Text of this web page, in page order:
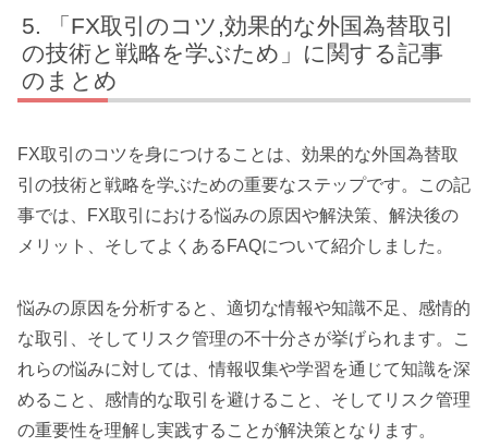
「FX取引のコツ,効果的な外国為替取引
の技術と戦略を学ぶため」に関する記事
のまとめ
FX取引のコツを身につけることは、効果的な外国為替取
引の技術と戦略を学ぶための重要なステップです。この記
事では、FX取引における悩みの原因や解決策、解決後の
メリット、そしてよくあるFAQについて紹介しました。
悩みの原因を分析すると、適切な情報や知識不足、感情的
な取引、そしてリスク管理の不十分さが挙げられます。こ
れらの悩みに対しては、情報収集や学習を通じて知識を深
めること、感情的な取引を避けること、そしてリスク管理
の重要性を理解し実践することが解決策となります。